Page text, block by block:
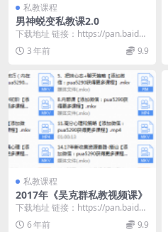
私教课程
男神蜕变私教课2.0
下载地址 链接：https://pan.baidu.
com/s/1mZrE5r7...
3 年前 9.9
私教课程
2017年《吴克群私教视频课》
下载地址 链接：https://pan.baidu.
com/s/1F2JBm_A...
6 年前 9.9